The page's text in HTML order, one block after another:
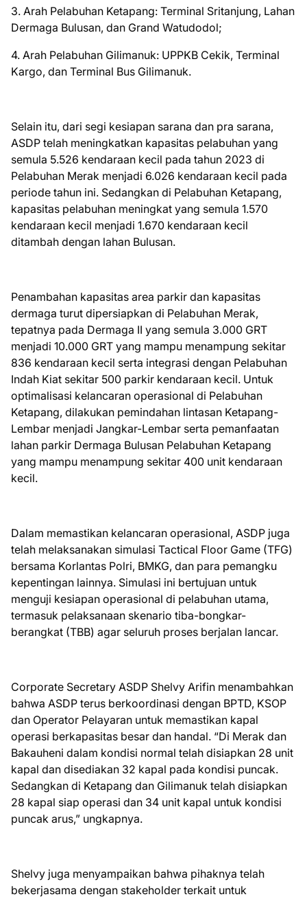
3. Arah Pelabuhan Ketapang: Terminal Sritanjung, Lahan
Dermaga Bulusan, dan Grand Watudodol;
4. Arah Pelabuhan Gilimanuk: UPPKB Cekik, Terminal
Kargo, dan Terminal Bus Gilimanuk.
Selain itu, dari segi kesiapan sarana dan pra sarana,
ASDP telah meningkatkan kapasitas pelabuhan yang
semula 5.526 kendaraan kecil pada tahun 2023 di
Pelabuhan Merak menjadi 6.026 kendaraan kecil pada
periode tahun ini. Sedangkan di Pelabuhan Ketapang,
kapasitas pelabuhan meningkat yang semula 1.570
kendaraan kecil menjadi 1.670 kendaraan kecil
ditambah dengan lahan Bulusan.
Penambahan kapasitas area parkir dan kapasitas
dermaga turut dipersiapkan di Pelabuhan Merak,
tepatnya pada Dermaga II yang semula 3.000 GRT
menjadi 10.000 GRT yang mampu menampung sekitar
836 kendaraan kecil serta integrasi dengan Pelabuhan
Indah Kiat sekitar 500 parkir kendaraan kecil. Untuk
optimalisasi kelancaran operasional di Pelabuhan
Ketapang, dilakukan pemindahan lintasan Ketapang-
Lembar menjadi Jangkar-Lembar serta pemanfaatan
lahan parkir Dermaga Bulusan Pelabuhan Ketapang
yang mampu menampung sekitar 400 unit kendaraan
kecil.
Dalam memastikan kelancaran operasional, ASDP juga
telah melaksanakan simulasi Tactical Floor Game (TFG)
bersama Korlantas Polri, BMKG, dan para pemangku
kepentingan lainnya. Simulasi ini bertujuan untuk
menguji kesiapan operasional di pelabuhan utama,
termasuk pelaksanaan skenario tiba-bongkar-
berangkat (TBB) agar seluruh proses berjalan lancar.
Corporate Secretary ASDP Shelvy Arifin menambahkan
bahwa ASDP terus berkoordinasi dengan BPTD, KSOP
dan Operator Pelayaran untuk memastikan kapal
operasi berkapasitas besar dan handal. “Di Merak dan
Bakauheni dalam kondisi normal telah disiapkan 28 unit
kapal dan disediakan 32 kapal pada kondisi puncak.
Sedangkan di Ketapang dan Gilimanuk telah disiapkan
28 kapal siap operasi dan 34 unit kapal untuk kondisi
puncak arus,” ungkapnya.
Shelvy juga menyampaikan bahwa pihaknya telah
bekerjasama dengan stakeholder terkait untuk